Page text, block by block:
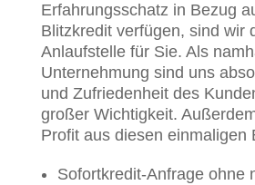
Erfahrungsschatz in Bezug
Blitzkredit verfügen, sind wir
Anlaufstelle für Sie. Als
Unternehmung sind uns
und Zufriedenheit des
großer Wichtigkeit.
Profit aus diesen einmaligen
Sofortkredit-Anfrage ohne